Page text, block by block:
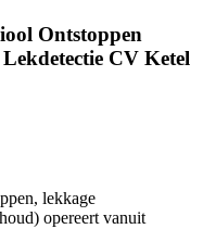
Ontstoppen
CV Ketel
lekkage
opereert vanuit